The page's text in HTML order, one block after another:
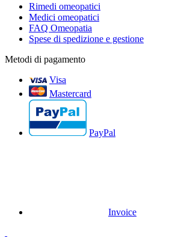
Rimedi omeopatici
Medici omeopatici
FAQ Omeopatia
Spese di spedizione e gestione
Metodi di pagamento
Visa
Mastercard
PayPal
Invoice